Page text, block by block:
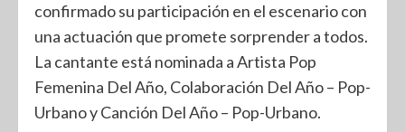
confirmado su participación en el escenario con
una actuación que promete sorprender a todos.
La cantante está nominada a Artista Pop
Femenina Del Año, Colaboración Del Año – Pop-
Urbano y Canción Del Año – Pop-Urbano.